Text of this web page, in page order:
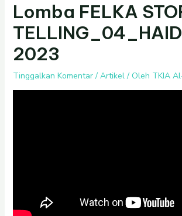
Lomba FELKA
2023
Tinggalkan Komentar / Artikel/ Oleh TKIA